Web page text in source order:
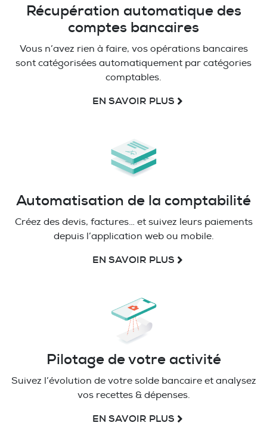
Récupération automatique des
comptes bancaires
Vous n’avez rien à faire, vos opérations bancaires
sont catégorisées automatiquement par catégories
comptables.
EN SAVOIR PLUS
Automatisation de la comptabilité
Créez des devis, factures… et suivez leurs paiements
depuis l’application web ou mobile.
EN SAVOIR PLUS
Pilotage de votre activité
Suivez l’évolution de votre solde bancaire et analysez
vos recettes & dépenses.
EN SAVOIR PLUS